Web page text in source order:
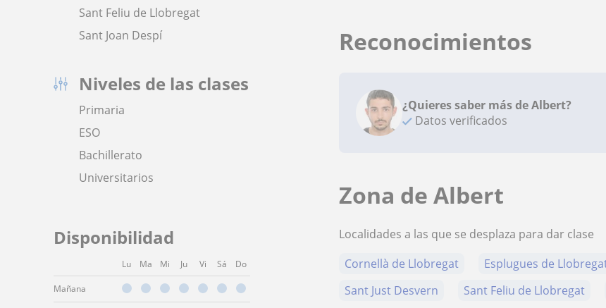
Sant Feliu de Llobregat
Sant Joan Despí
Niveles de las clases
Primaria
ESO
Bachillerato
Universitarios
Disponibilidad
Lu Ma Mi Ju Vi Sá Do
Mañana
Reconocimientos
¿Quieres saber más de Albert?
Datos verificados
Zona de Albert
Localidades a las que se desplaza para dar clase
Cornellà de Llobregat
Esplugues de
Sant Just Desvern
Sant Feliu de Llobregat